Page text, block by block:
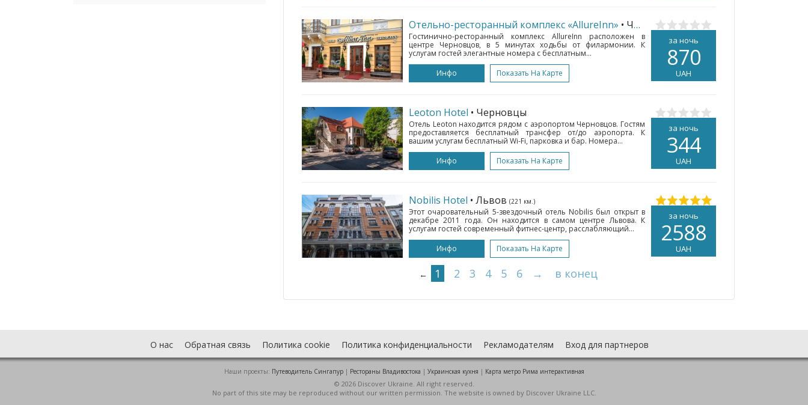
за ночь
870
UAH
Отельно-ресторанный комплекс «AllureInn» • Черновцы
Гостинично-ресторанный комплекс AllureInn расположен в
центре Черновцов, в 5 минутах ходьбы от филармонии. К
услугам гостей элегантные номера с бесплатным...
Инфо
Показать На Карте
за ночь
344
UAH
Leoton Hotel • Черновцы
Отель Leoton находится рядом с аэропортом Черновцов. Гостям
предоставляется бесплатный трансфер от/до аэропорта. К
вашим услугам бесплатный Wi-Fi, парковка и бар. Номера...
Инфо
Показать На Карте
за ночь
2588
UAH
Nobilis Hotel • Львов (221 км.)
Этот очаровательный 5-звездочный отель Nobilis был открыт в
декабре 2011 года. Он находится в самом центре Львова. К
услугам гостей современный фитнес-центр, расслабляющий...
Инфо
Показать На Карте
← 1 2 3 4 5 6 → в конец
О нас Обратная связь Политика cookie Политика конфиденциальности Рекламодателям Вход для партнеров
Наши проекты: Путеводитель Сингапур| Рестораны Владивостока | Украинская кухня | Карта метро Рима интерактивная
© 2026 Discover Ukraine. All right reserved.
No part of this site may be reproduced without our written permission. The website is owned by Discover Ukraine LLC.